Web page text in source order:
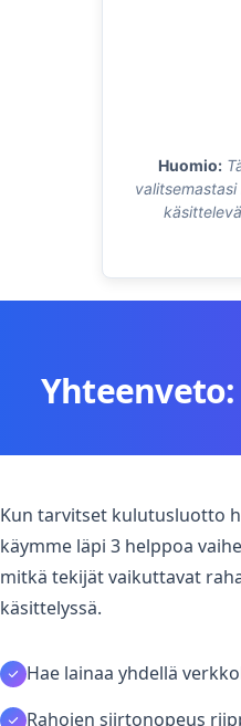
Huomio:
Kun tarvitset kulutusluotto
käymme läpi 3 helppoa
mitkä tekijät vaikuttavat
käsittelyssä.
Hae lainaa yhdellä
Rahojen siirtonopeus